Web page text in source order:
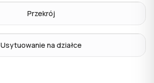
Przekrój
Usytuowanie na działce